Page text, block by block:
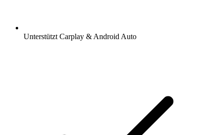
Unterstützt Carplay & Android Auto